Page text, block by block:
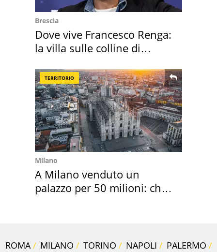
Brescia
Dove vive Francesco Renga:
la villa sulle colline di
TERRITORIO
Milano
A Milano venduto un
palazzo per 50 milioni: chi
ROMA MILANO TORINO NAPOLI
PALERMO